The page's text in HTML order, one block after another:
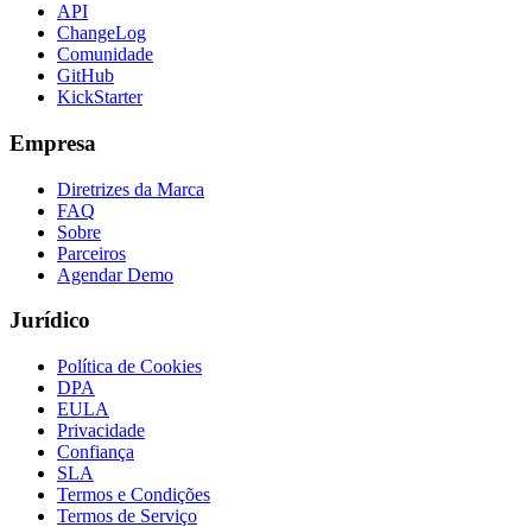
API
ChangeLog
Comunidade
GitHub
KickStarter
Empresa
Diretrizes da Marca
FAQ
Sobre
Parceiros
Agendar Demo
Jurídico
Política de Cookies
DPA
EULA
Privacidade
Confiança
SLA
Termos e Condições
Termos de Serviço